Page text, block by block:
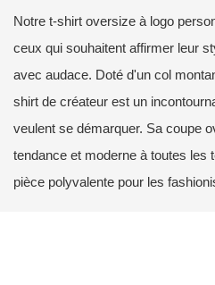
Notre t-shirt oversize à logo
ceux qui souhaitent affirmer leur
avec audace. Doté d'un col
shirt de créateur est un
veulent se démarquer. Sa coupe
tendance et moderne à toutes les
pièce polyvalente pour les